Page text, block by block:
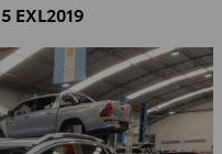
EXL2019